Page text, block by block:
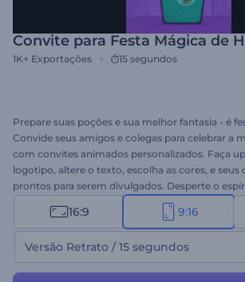
Convite para Festa Mágica de
1K+ Exportações 15 segundos
Prepare suas poções e sua melhor fantasia - é
Convide seus amigos e colegas para celebrar a
com convites animados personalizados. Faça
logotipo, altere o texto, escolha as cores, e seus
prontos para serem divulgados. Desperte o
com este template. Experimente hoje!
16:9 9:16
Versão Retrato / 15 segundos